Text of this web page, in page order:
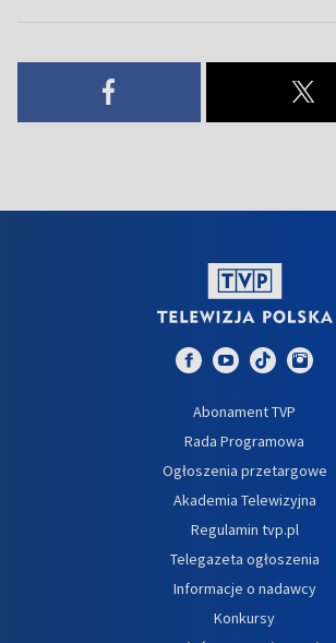
Abonament TVP
Rada Programowa
Ogłoszenia przetargowe
Akademia Telewizyjna
Regulamin tvp.pl
Telegazeta ogłoszenia
Informacje o nadawcy
Konkursy